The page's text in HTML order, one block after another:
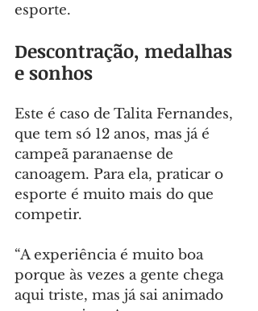
esporte.
Descontração, medalhas
e sonhos
Este é caso de Talita Fernandes,
que tem só 12 anos, mas já é
campeã paranaense de
canoagem. Para ela, praticar o
esporte é muito mais do que
competir.
“A experiência é muito boa
porque às vezes a gente chega
aqui triste, mas já sai animado